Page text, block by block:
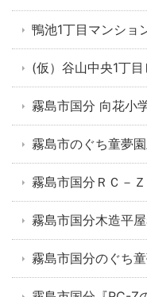
鴨池1丁目マンショ
(仮）谷山中央1丁
霧島市国分 向花小
霧島市のぐち童夢
霧島市国分ＲＣ－
霧島市国分木造平
霧島市国分のぐち